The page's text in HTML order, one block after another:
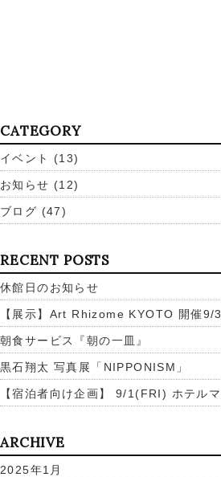
CATEGORY
イベント (13)
お知らせ (12)
ブログ (47)
RECENT POSTS
休館日のお知らせ
【展示】Art Rhizome KYOTO 開催9/
朝食サービス『朝の一皿』
黒石翔太 写真展「NIPPONISM」
【宿泊者向け企画】 9/1(FRI) ホテル
ARCHIVE
2025年1月